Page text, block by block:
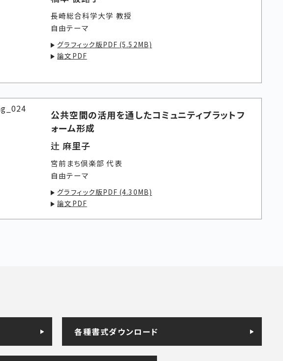
長崎総合科学大学 教授
自由テーマ
グラフィック版PDF (5.52MB)
論文PDF
公共空間の活用を通したコミュニティプラットフ
ォーム形成
辻 麻里子
宮前まち倶楽部 代表
自由テーマ
グラフィック版PDF (4.30MB)
論文PDF
各種書式ダウンロード